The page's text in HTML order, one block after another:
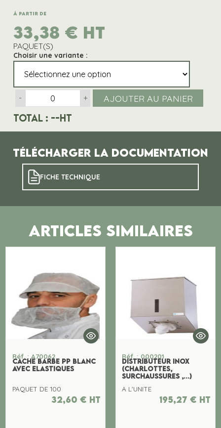
À partir de
33,38 € HT
PAQUET(S)
Choisir une variante :
- + AJOUTER AU PANIER
Total : --HT
Télécharger la documentation
FICHE TECHNIQUE
ARTICLES SIMILAIRES
Réf. : A70062
CACHE BARBE PP BLANC
AVEC ELASTIQUES
PAQUET DE 100
32,60 € ht
Réf. : 000201
DISTRIBUTEUR INOX
(CHARLOTTES,
SURCHAUSSURES ,...)
A L'UNITE
195,27 € ht